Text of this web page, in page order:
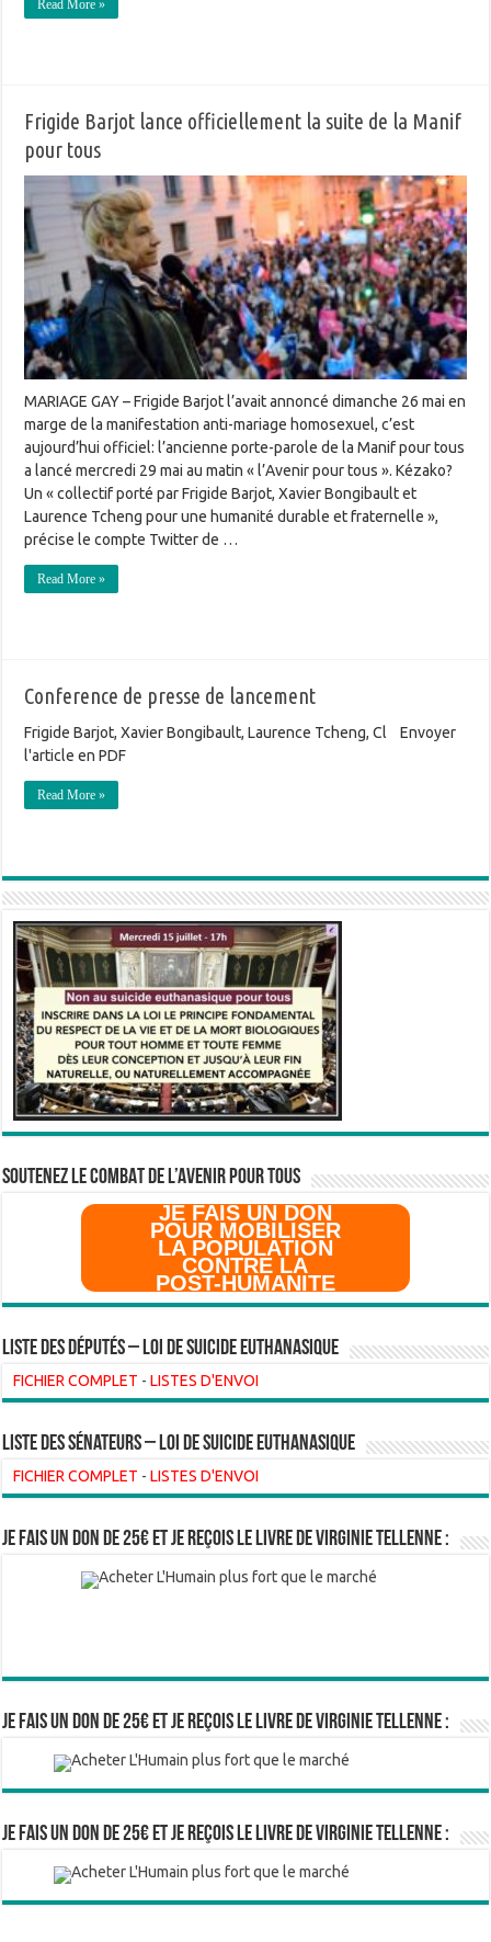
Read More »
Frigide Barjot lance officiellement la suite de la Manif
pour tous
MARIAGE GAY – Frigide Barjot l’avait annoncé dimanche 26 mai en
marge de la manifestation anti-mariage homosexuel, c’est
aujourd’hui officiel: l’ancienne porte-parole de la Manif pour tous
a lancé mercredi 29 mai au matin « l’Avenir pour tous ». Kézako?
Un « collectif porté par Frigide Barjot, Xavier Bongibault et
Laurence Tcheng pour une humanité durable et fraternelle »,
précise le compte Twitter de …
Read More »
Conference de presse de lancement
Frigide Barjot, Xavier Bongibault, Laurence Tcheng, Cl Envoyer
l'article en PDF
Read More »
SOUTENEZ LE COMBAT DE L’AVenir pour Tous
JE FAIS UN DON
POUR MOBILISER
LA POPULATION
CONTRE LA
POST-HUMANITE
Liste des Députés – Loi de suicide euthanasique
FICHIER COMPLET -LISTES D'ENVOI
liste des sénateurs – loi de suicide euthanasique
FICHIER COMPLET -LISTES D'ENVOI
Je fais un don de 25€ et je reçois le livre de Virginie Tellenne :
Je fais un don de 25€ et je reçois le livre de Virginie Tellenne :
Je fais un don de 25€ et je reçois le livre de Virginie Tellenne :